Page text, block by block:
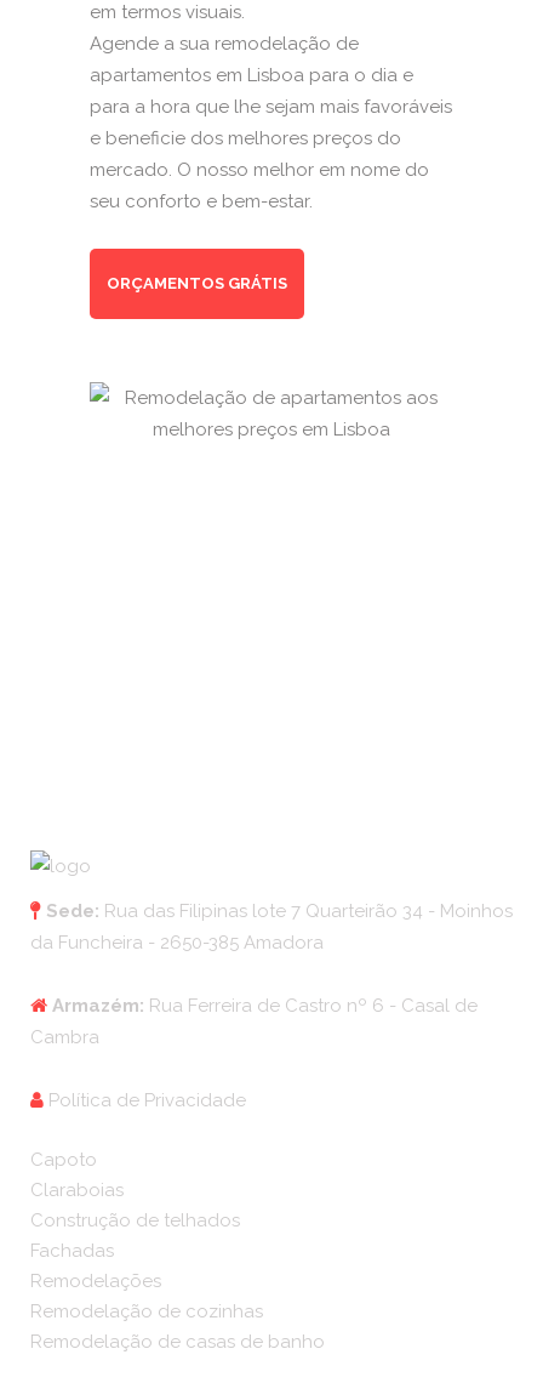
em termos visuais.
Agende a sua remodelação de
apartamentos em Lisboa para o dia e
para a hora que lhe sejam mais favoráveis
e beneficie dos melhores preços do
mercado. O nosso melhor em nome do
seu conforto e bem-estar.
ORÇAMENTOS GRÁTIS
Sede: Rua das Filipinas lote 7 Quarteirão 34 - Moinhos
da Funcheira - 2650-385 Amadora
Armazém: Rua Ferreira de Castro nº 6 - Casal de
Cambra
Política de Privacidade
Capoto
Claraboias
Construção de telhados
Fachadas
Remodelações
Remodelação de cozinhas
Remodelação de casas de banho